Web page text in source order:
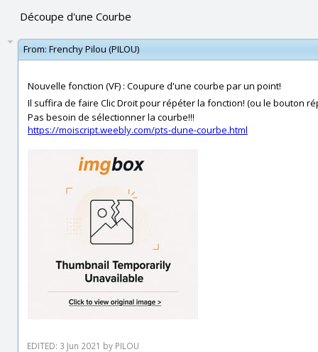
Découpe d'une Courbe
From: Frenchy Pilou (PILOU)
Nouvelle fonction (VF) : Coupure d'une courbe par un point!
Il suffira de faire Clic Droit pour répéter la fonction! (ou le bouton
Pas besoin de sélectionner la courbe!!!
https://moiscript.weebly.com/pts-dune-courbe.html
EDITED: 3 Jun 2021 by PILOU